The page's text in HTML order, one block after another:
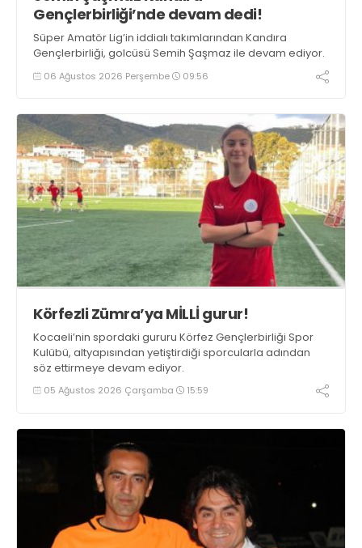
Gençlerbirliği’nde devam dedi!
Süper Amatör Lig’in iddialı takımlarından Kandıra
Gençlerbirliği, golcüsü Semih Şaşmaz ile devam ediyor.
06 Ağustos 2026 Perşembe 09:56
Körfezli Zümra’ya MİLLİ gurur!
Kocaeli’nin spordaki gururu Körfez Gençlerbirliği Spor
Kulübü, altyapısından yetiştirdiği sporcularla adından
söz ettirmeye devam ediyor.
05 Ağustos 2026 Çarşamba 15:59